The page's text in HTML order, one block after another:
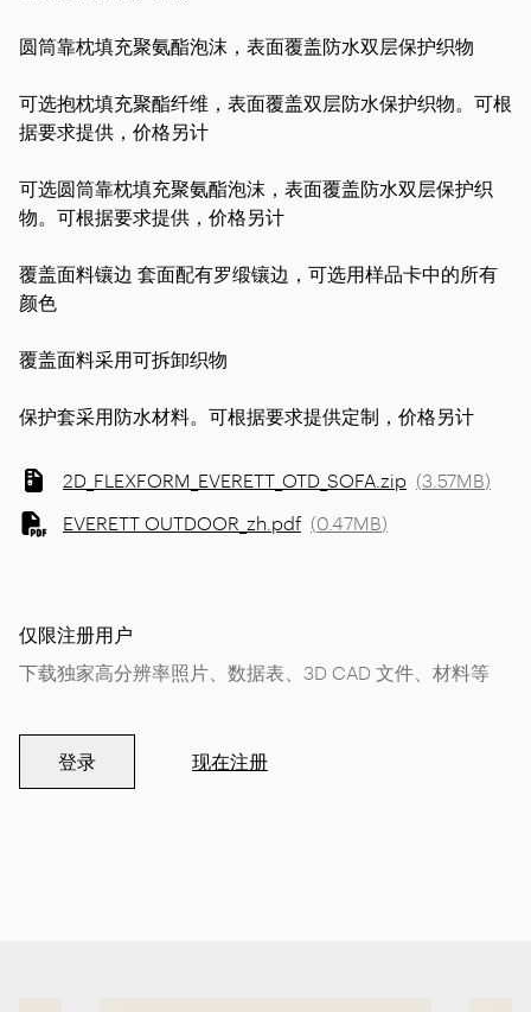
圆筒靠枕填充聚氨酯泡沫，表面覆盖防水双层保护织物
可选抱枕填充聚酯纤维，表面覆盖双层防水保护织物。可根
据要求提供，价格另计
可选圆筒靠枕填充聚氨酯泡沫，表面覆盖防水双层保护织
物。可根据要求提供，价格另计
覆盖面料镶边 套面配有罗缎镶边，可选用样品卡中的所有
颜色
覆盖面料采用可拆卸织物
保护套采用防水材料。可根据要求提供定制，价格另计
2D_FLEXFORM_EVERETT_OTD_SOFA.zip (3.57MB)
EVERETT OUTDOOR_zh.pdf (0.47MB)
仅限注册用户
下载独家高分辨率照片、数据表、3D CAD 文件、材料等
登录 现在注册